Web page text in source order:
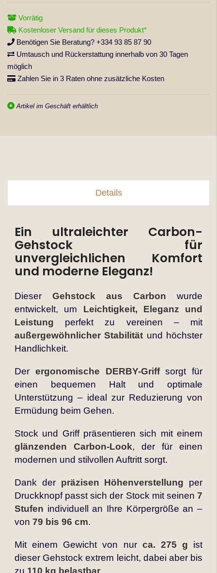
Vorrätig
Kostenloser Versand für dieses Produkt*
Benötigen Sie Beratung? +334 93 85 87 90
Umtausch und Rückerstattung innerhalb von 30 Tagen
möglich
Zahlen Sie in 3 Raten ohne zusätzliche Kosten
Artikel im Geschäft erhältlich
Details
Ein ultraleichter Carbon-
Gehstock für
unvergleichlichen Komfort
und moderne Eleganz!
Dieser Gehstock aus Carbon wurde
entwickelt, um Leichtigkeit, Eleganz und
Leistung perfekt zu vereinen – mit
außergewöhnlicher Stabilität und höchster
Handlichkeit.
Der ergonomische DERBY-Griffsorgt für
einen bequemen Halt und optimale
Unterstützung – ideal zur Reduzierung von
Ermüdung beim Gehen.
Stock und Griff präsentieren sich mit einem
glänzenden Carbon-Look, der für einen
modernen und stilvollen Auftritt sorgt.
Dank der präzisen Höhenverstellung per
Druckknopf passt sich der Stock mit seinen 7
Stufen individuell an Ihre Körpergröße an –
von 79 bis 96 cm.
Mit einem Gewicht von nur ca. 275 g ist
dieser Gehstock extrem leicht, dabei aber bis
zu 110 kg belastbar